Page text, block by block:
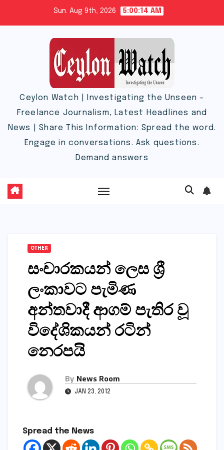
Sun. Aug 9th, 2026 5:00:15 AM
Ceylon Watch | Investigating the Unseen –
Freelance Journalism, Latest Headlines and
News | Share This Information: Spread the word.
Engage in conversations. Ask questions.
Demand answers
OTHER
සංචාරකයන් ලෙස ශ්‍රී
ලංකාවට පැමිණ
අන්තවාදී ආගම් පැතිර වූ
විදේශිකයන් රටින්
නෙරපයි
By News Room
JAN 23, 2012
Spread the News